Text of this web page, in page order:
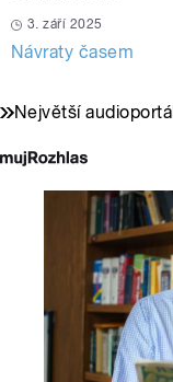
3. září 2025
Návraty časem
Největší